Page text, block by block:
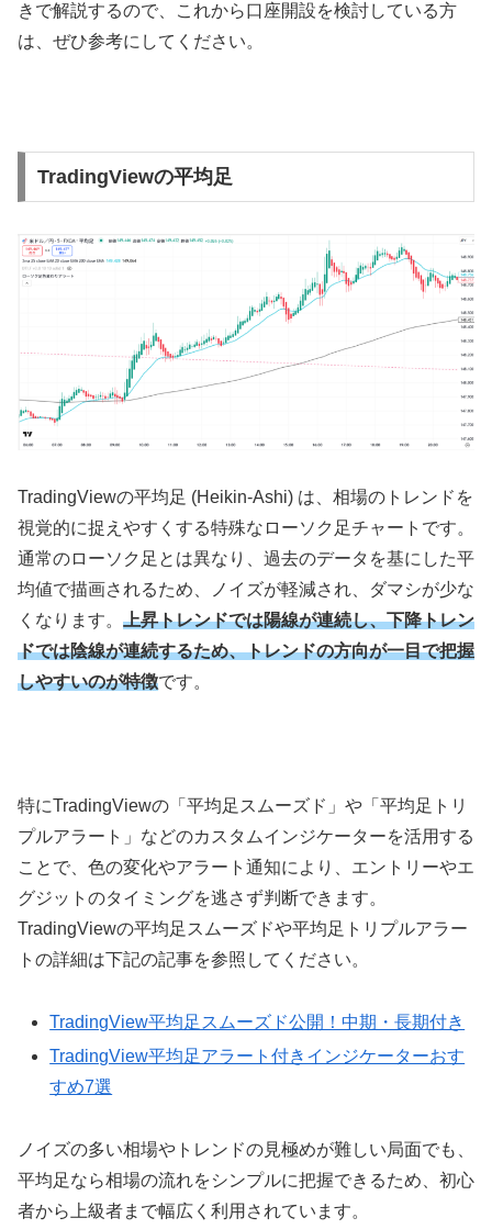
きで解説するので、これから口座開設を検討している方
は、ぜひ参考にしてください。
TradingViewの平均足
TradingViewの平均足 (Heikin-Ashi) は、相場のトレンドを
視覚的に捉えやすくする特殊なローソク足チャートです。
通常のローソク足とは異なり、過去のデータを基にした平
均値で描画されるため、ノイズが軽減され、ダマシが少な
くなります。 上昇トレンドでは陽線が連続し、下降トレン
ドでは陰線が連続するため、トレンドの方向が一目で把握
しやすいのが特徴です。
特にTradingViewの「平均足スムーズド」や「平均足トリ
プルアラート」などのカスタムインジケーターを活用する
ことで、色の変化やアラート通知により、エントリーやエ
グジットのタイミングを逃さず判断できます。
TradingViewの平均足スムーズドや平均足トリプルアラー
トの詳細は下記の記事を参照してください。
TradingView平均足スムーズド公開！中期・長期付き
TradingView平均足アラート付きインジケーターおす
すめ7選
ノイズの多い相場やトレンドの見極めが難しい局面でも、
平均足なら相場の流れをシンプルに把握できるため、初心
者から上級者まで幅広く利用されています。